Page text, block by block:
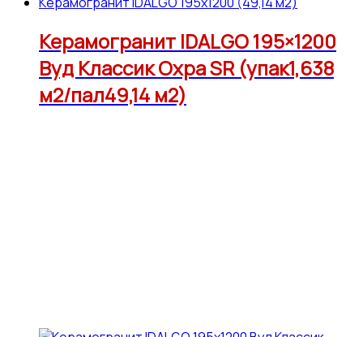
Керамогранит IDALGO 195×1200
Вуд Классик Охра SR (упак1,638
м2/пал49,14 м2)